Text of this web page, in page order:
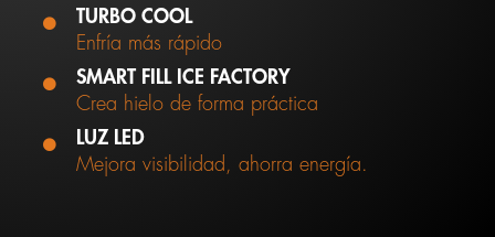
TURBO COOL
Enfría más rápido
SMART FILL ICE FACTORY
Crea hielo de forma práctica
LUZ LED
Mejora visibilidad, ahorra energía.